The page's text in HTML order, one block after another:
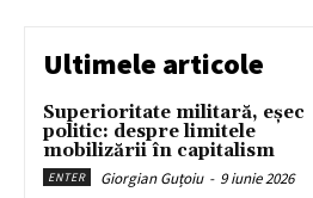
Ultimele articole
Superioritate militară, eșec
politic: despre limitele
mobilizării în capitalism
ENTER Giorgian Guțoiu - 9 iunie 2026